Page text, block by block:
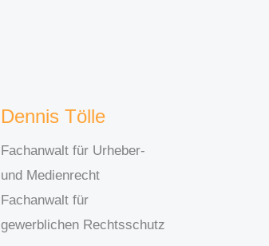
Dennis Tölle
Fachanwalt für Urheber-
und Medienrecht
Fachanwalt für
gewerblichen Rechtsschutz